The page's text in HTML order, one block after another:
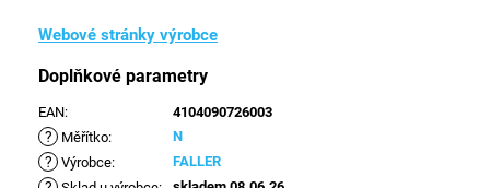
Webové stránky výrobce
Doplňkové parametry
EAN: 4104090726003
? Měřítko: N
? Výrobce: FALLER